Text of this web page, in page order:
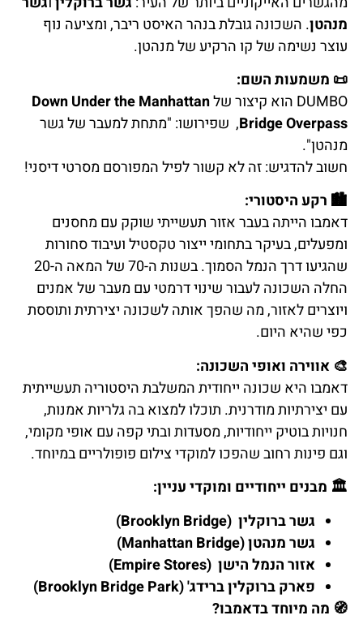
מנהטן. השכונה גובלת בנהר האיסט ריבר, ומציעה נוף
עוצר נשימה של קו הרקיע של מנהטן.
📜 משמעות השם:
DUMBO הוא קיצור של
Down Under the Manhattan
Bridge Overpass, שפירושו: "מתחת למעבר של גשר
מנהטן".
חשוב להדגיש: זה לא קשור לפיל המפורסם מסרטי דיסני!
🏙 רקע היסטורי:
דאמבו הייתה בעבר אזור תעשייתי שוקק עם מחסנים
ומפעלים, בעיקר בתחומי ייצור טקסטיל ועיבוד סחורות
שהגיעו דרך הנמל הסמוך. בשנות ה-70 של המאה ה-20
החלה השכונה לעבור שינוי דרמטי עם מעבר של אמנים
ויוצרים לאזור, מה שהפך אותה לשכונה יצירתית ותוססת
כפי שהיא היום.
🎨 אווירה ואופי השכונה:
דאמבו היא שכונה ייחודית המשלבת היסטוריה תעשייתית
עם יצירתיות מודרנית. תוכלו למצוא בה גלריות אמנות,
חנויות בוטיק ייחודיות, מסעדות ובתי קפה עם אופי מקומי,
וגם פינות רחוב שהפכו למוקדי צילום פופולריים במיוחד.
🏛 מבנים ייחודיים ומוקדי עניין:
גשר ברוקלין (Brooklyn Bridge)
גשר מנהטן (Manhattan Bridge)
אזור הנמל הישן (Empire Stores)
פארק ברוקלין ברידג' (Brooklyn Bridge Park)
🧭 מה מיוחד בדאמבו?